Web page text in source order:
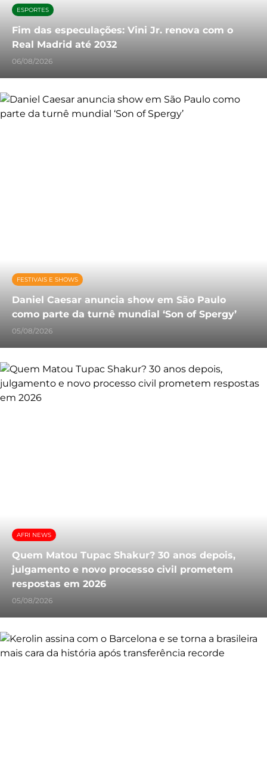
ESPORTES
Fim das especulações: Vini Jr. renova com o
Real Madrid até 2032
06/08/2026
FESTIVAIS E SHOWS
Daniel Caesar anuncia show em São Paulo
como parte da turnê mundial ‘Son of Spergy’
05/08/2026
AFRI NEWS
Quem Matou Tupac Shakur? 30 anos depois,
julgamento e novo processo civil prometem
respostas em 2026
05/08/2026